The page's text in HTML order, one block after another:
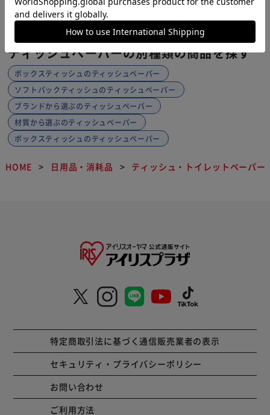
1
ティッシュペーパーの別種類の商品を探す
ボックスティッシュのティッシュペーパー
ソフトパックティッシュのティッシュペーパー
ブランドから選ぶのティッシュペーパー
材質から選ぶのティッシュペーパー
ボックスティッシュのティッシュペーパー
HOME 日用品・消耗品 ティッシュ・トイレットペーパー
特定商取引法に基づく通信販売業者の表示
セキュリティ・プライバシーポリシー
お問い合わせ
ご利用方法